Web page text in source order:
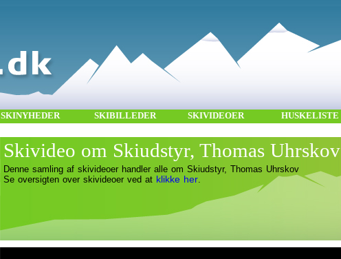
SKINYHEDER SKIBILLEDER SKIVIDEOER HUSKELISTE
Skivideo om Skiudstyr, Thomas Uhrskov
Denne samling af skivideoer handler alle om Skiudstyr, Thomas Uhrskov
Se oversigten over skivideoer ved at klikke her.